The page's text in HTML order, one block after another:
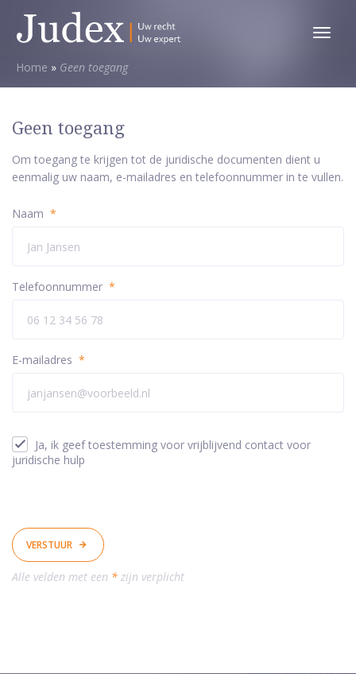
Toggle
Home » Geen toegang
Geen toegang
Om toegang te krijgen tot de juridische documenten dient u
eenmalig uw naam, e-mailadres en telefoonnummer in te vullen.
Naam *
Telefoonnummer *
E-mailadres *
Ja, ik geef toestemming voor vrijblijvend contact voor
juridische hulp
VERSTUUR
Alle velden met een * zijn verplicht